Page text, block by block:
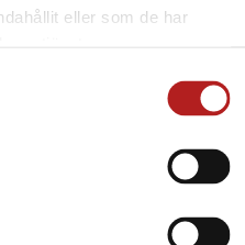
eller som de har